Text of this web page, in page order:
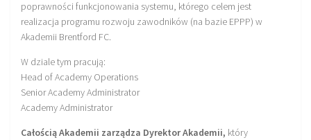
poprawności funkcjonowania systemu, którego celem jest
realizacja programu rozwoju zawodników (na bazie EPPP) w
Akademii Brentford FC.
W dziale tym pracują:
Head of Academy Operations
Senior Academy Administrator
Academy Administrator
Całością Akademii zarządza Dyrektor Akademii, który